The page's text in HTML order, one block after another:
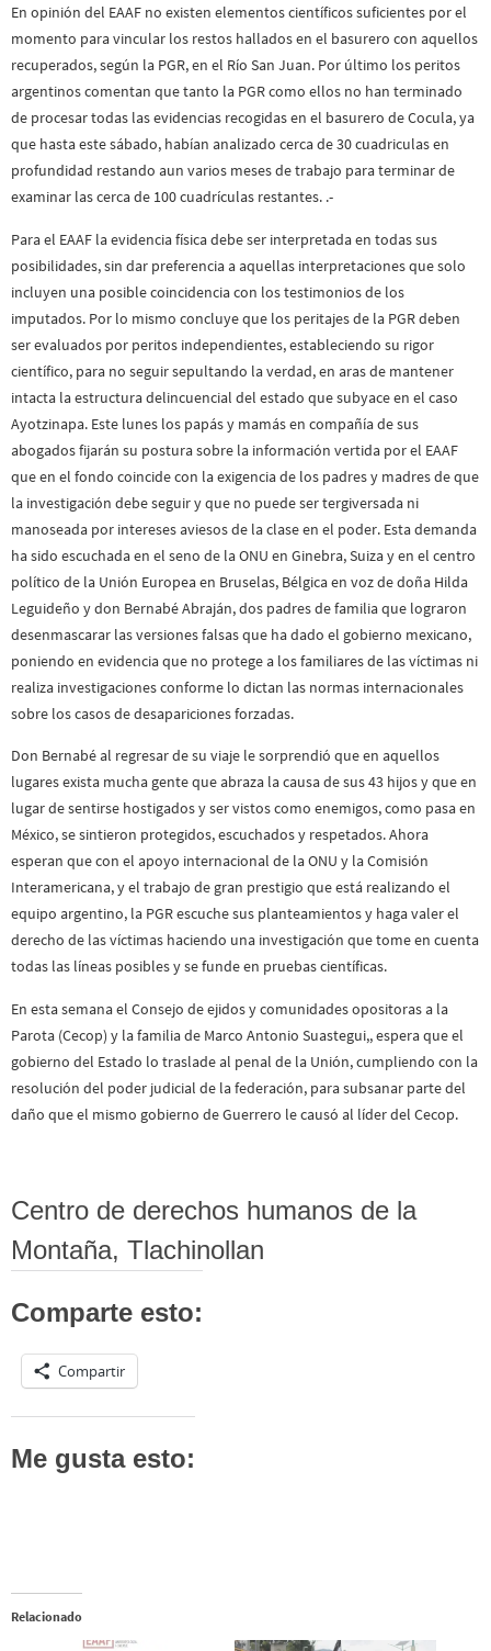
En opinión del EAAF no existen elementos científicos suficientes por el
momento para vincular los restos hallados en el basurero con aquellos
recuperados, según la PGR, en el Río San Juan. Por último los peritos
argentinos comentan que tanto la PGR como ellos no han terminado
de procesar todas las evidencias recogidas en el basurero de Cocula, ya
que hasta este sábado, habían analizado cerca de 30 cuadriculas en
profundidad restando aun varios meses de trabajo para terminar de
examinar las cerca de 100 cuadrículas restantes. .-
Para el EAAF la evidencia física debe ser interpretada en todas sus
posibilidades, sin dar preferencia a aquellas interpretaciones que solo
incluyen una posible coincidencia con los testimonios de los
imputados. Por lo mismo concluye que los peritajes de la PGR deben
ser evaluados por peritos independientes, estableciendo su rigor
científico, para no seguir sepultando la verdad, en aras de mantener
intacta la estructura delincuencial del estado que subyace en el caso
Ayotzinapa. Este lunes los papás y mamás en compañía de sus
abogados fijarán su postura sobre la información vertida por el EAAF
que en el fondo coincide con la exigencia de los padres y madres de que
la investigación debe seguir y que no puede ser tergiversada ni
manoseada por intereses aviesos de la clase en el poder. Esta demanda
ha sido escuchada en el seno de la ONU en Ginebra, Suiza y en el centro
político de la Unión Europea en Bruselas, Bélgica en voz de doña Hilda
Leguideño y don Bernabé Abraján, dos padres de familia que lograron
desenmascarar las versiones falsas que ha dado el gobierno mexicano,
poniendo en evidencia que no protege a los familiares de las víctimas ni
realiza investigaciones conforme lo dictan las normas internacionales
sobre los casos de desapariciones forzadas.
Don Bernabé al regresar de su viaje le sorprendió que en aquellos
lugares exista mucha gente que abraza la causa de sus 43 hijos y que en
lugar de sentirse hostigados y ser vistos como enemigos, como pasa en
México, se sintieron protegidos, escuchados y respetados. Ahora
esperan que con el apoyo internacional de la ONU y la Comisión
Interamericana, y el trabajo de gran prestigio que está realizando el
equipo argentino, la PGR escuche sus planteamientos y haga valer el
derecho de las víctimas haciendo una investigación que tome en cuenta
todas las líneas posibles y se funde en pruebas científicas.
En esta semana el Consejo de ejidos y comunidades opositoras a la
Parota (Cecop) y la familia de Marco Antonio Suastegui,, espera que el
gobierno del Estado lo traslade al penal de la Unión, cumpliendo con la
resolución del poder judicial de la federación, para subsanar parte del
daño que el mismo gobierno de Guerrero le causó al líder del Cecop.
Centro de derechos humanos de la
Montaña, Tlachinollan
Comparte esto:
Compartir
Me gusta esto:
Relacionado